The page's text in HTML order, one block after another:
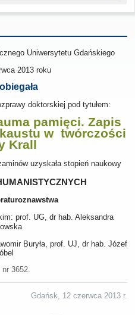
Uniwersytetu Gdańskiego
2013 roku
doktorskiej pod tytułem:
pamięci. Zapis
w twórczości
Krall
uzyskała stopień naukowy
prof. UG, dr hab. Aleksandra
Buryła, prof. UJ, dr hab. Józef
3652.
Gdańsk, 12 czerwca 2013 r.